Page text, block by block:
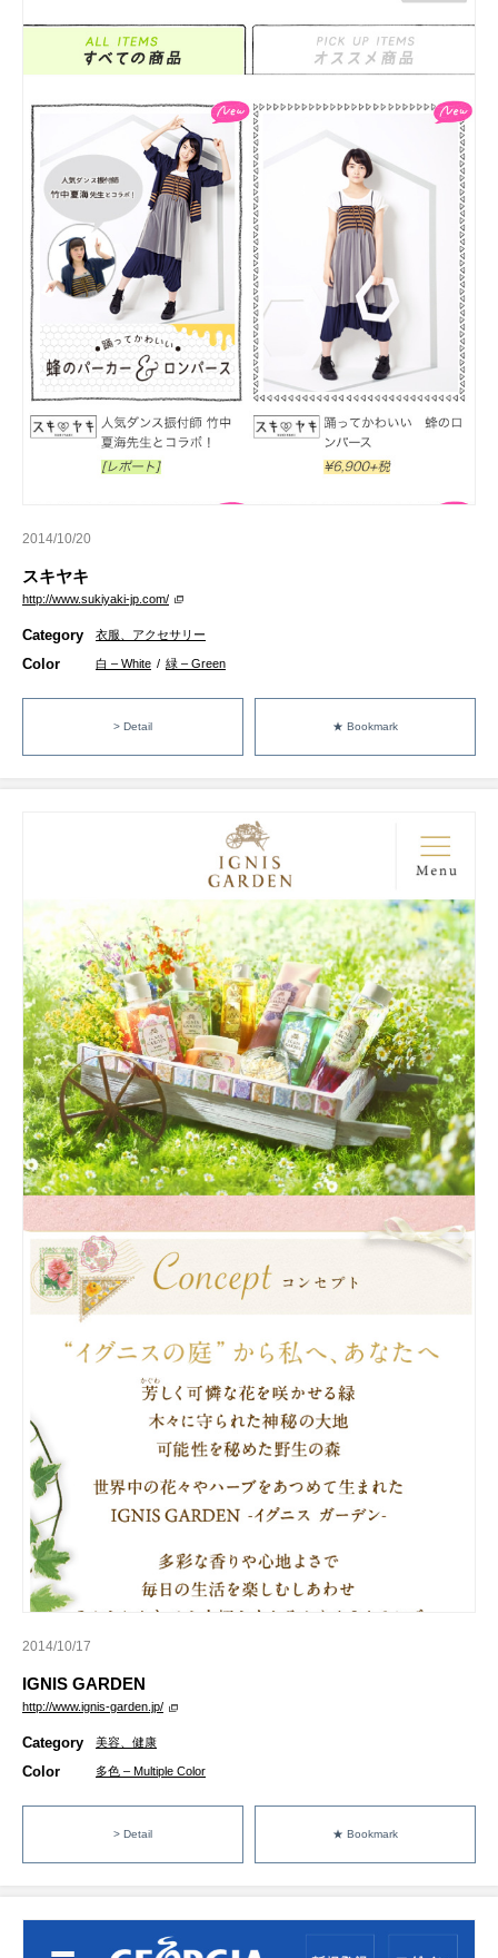
2014/10/20
スキヤキ
http://www.sukiyaki-jp.com/
Category 衣服、アクセサリー
Color 白 – White / 緑 – Green
> Detail ★ Bookmark
2014/10/17
IGNIS GARDEN
http://www.ignis-garden.jp/
Category 美容、健康
Color 多色 – Multiple Color
> Detail ★ Bookmark